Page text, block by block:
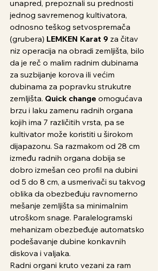
unapred, prepoznali su prednosti
jednog savremenog kultivatora,
odnosno teškog setvospremača
(grubera) LEMKEN Karat 9 za čitav
niz operacija na obradi zemljišta, bilo
da je reč o malim radnim dubinama
za suzbijanje korova ili većim
dubinama za popravku strukutre
zemljišta. Quick change omogućava
brzu i laku zamenu radnih organa
kojih ima 7 različitih vrsta, pa se
kultivator može koristiti u širokom
dijapazonu. Sa razmakom od 28 cm
između radnih organa dobija se
dobro izmešan ceo profil na dubini
od 5 do 8 cm, a usmerivači su takvog
oblika da obezbeđuju ravnomerno
mešanje zemljišta sa minimalnim
utroškom snage. Paralelogramski
mehanizam obezbeđuje automatsko
podešavanje dubine konkavnih
diskova i valjaka.
Radni organi kruto vezani za ram